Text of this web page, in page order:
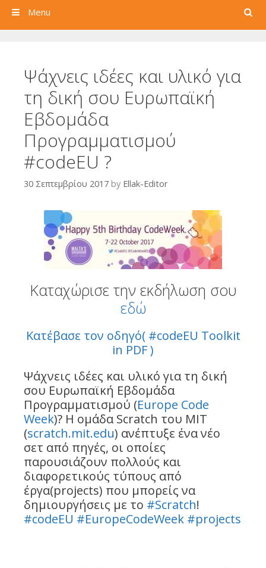
Search
Menu
Ψάχνεις ιδέες και υλικό για
τη δική σου Ευρωπαϊκή
Εβδομάδα
Προγραμματισμού
#codeEU ?
30 Σεπτεμβρίου 2017 by Ellak-Editor
Καταχώρισε την εκδήλωση σου
εδώ
Κατέβασε τον οδηγό( #codeEU Toolkit
in PDF )
Ψάχνεις ιδέες και υλικό για τη δική
σου Ευρωπαϊκή Εβδομάδα
Προγραμματισμού (Europe Code
Week)? Η ομάδα Scratch του MIT
(scratch.mit.edu) ανέπτυξε ένα νέο
σετ από πηγές, οι οποίες
παρουσιάζουν πολλούς και
διαφορετικούς τύπους από
έργα(projects) που μπορείς να
δημιουργήσεις με το #Scratch!
#codeEU #EuropeCodeWeek #projects